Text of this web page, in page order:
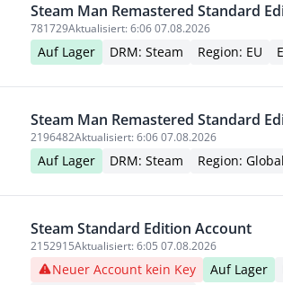
Steam Man Remastered Standard
781729Aktualisiert: 6:06 07.08.2026
Auf Lager DRM: Steam Region: EU
Steam Man Remastered Standard
2196482Aktualisiert: 6:06 07.08.2026
Auf Lager DRM: Steam Region: Global
Steam Standard Edition Account
2152915Aktualisiert: 6:05 07.08.2026
Neuer Account kein Key Auf Lager